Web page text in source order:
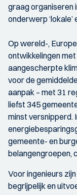
graag organiseren
onderwerp
Op wereld-,
ontwikkelingen
aangescherpte
voor de
aanpak – met 31
liefst 345
minst versnipperd.
gemeente- en
belangengroepen,
Voor ingenieurs
begrijpelijk en